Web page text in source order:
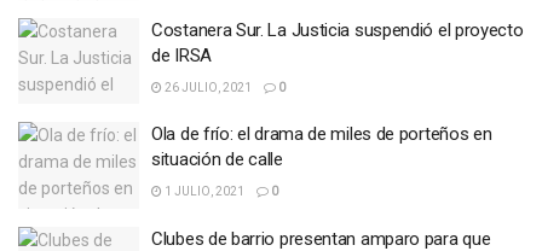
Costanera Sur. La Justicia suspendió el proyecto
de IRSA
26 JULIO, 2021 0
Ola de frío: el drama de miles de porteños en
situación de calle
1 JULIO, 2021 0
Clubes de barrio presentan amparo para que